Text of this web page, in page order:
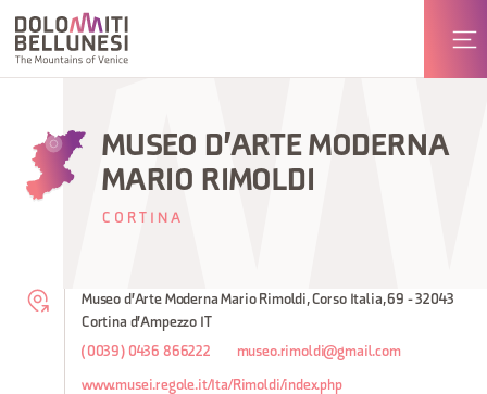
MUSEO D'ARTE MODERNA
MARIO RIMOLDI
CORTINA
Museo d'Arte Moderna Mario Rimoldi, Corso Italia, 69 - 32043
Cortina d'Ampezzo IT
(0039) 0436 866222 museo.rimoldi@gmail.com
www.musei.regole.it/Ita/Rimoldi/index.php